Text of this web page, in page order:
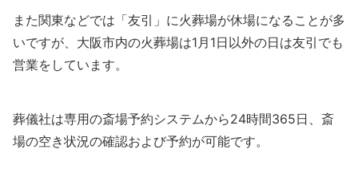
また関東などでは「友引」に火葬場が休場になることが多
いですが、大阪市内の火葬場は1月1日以外の日は友引でも
営業をしています。
葬儀社は専用の斎場予約システムから24時間365日、斎
場の空き状況の確認および予約が可能です。